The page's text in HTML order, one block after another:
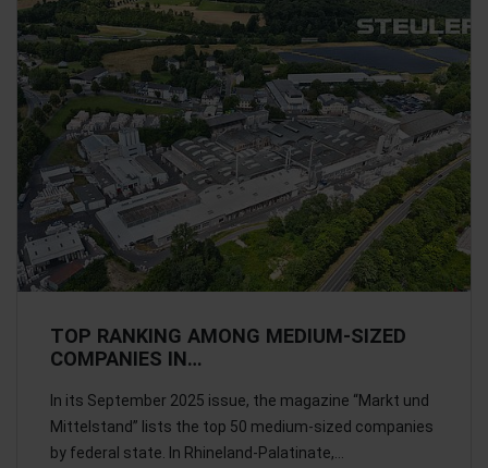
TOP RANKING AMONG MEDIUM-SIZED
COMPANIES IN…
In its September 2025 issue, the magazine “Markt und
Mittelstand” lists the top 50 medium-sized companies
by federal state. In Rhineland-Palatinate,…